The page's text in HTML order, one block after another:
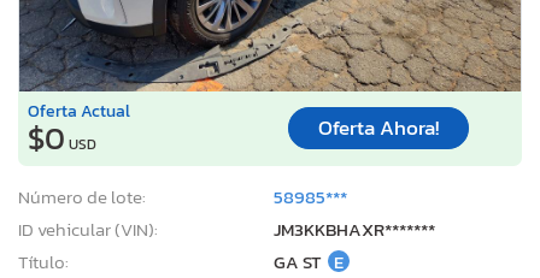
Oferta Actual
$0 USD
Oferta Ahora!
Número de lote:
58985***
ID vehicular (VIN):
JM3KKBHAXR*******
Título:
GA ST E